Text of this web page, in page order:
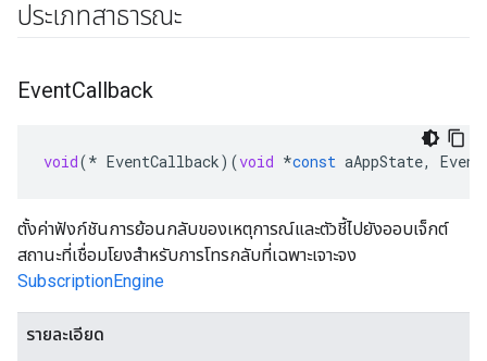
ประเภทสาธารณะ
EventCallback
void(* EventCallback)(void *const aAppState,
ตั้งค่าฟังก์ชันการย้อนกลับของเหตุการณ์และตัวชี้ไปยังออบเจ็กต์
สถานะที่เชื่อมโยงสำหรับการโทรกลับที่เฉพาะเจาะจง
SubscriptionEngine
รายละเอียด